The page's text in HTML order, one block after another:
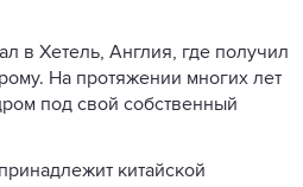
в Хетель, Англия, где получил
На протяжении многих лет
под свой собственный
китайской